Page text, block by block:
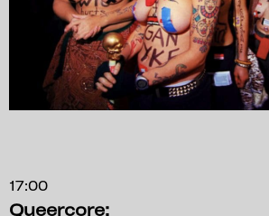
17:00
Queercore: